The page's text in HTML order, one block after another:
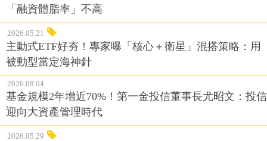
「融資體脂率」不高
2026.05.21
主動式ETF好夯！專家曝「核心＋衛星」混搭策略：用
被動型當定海神針
2026.08.04
基金規模2年增近70%！第一金投信董事長尤昭文：投信
迎向大資產管理時代
2026.05.29